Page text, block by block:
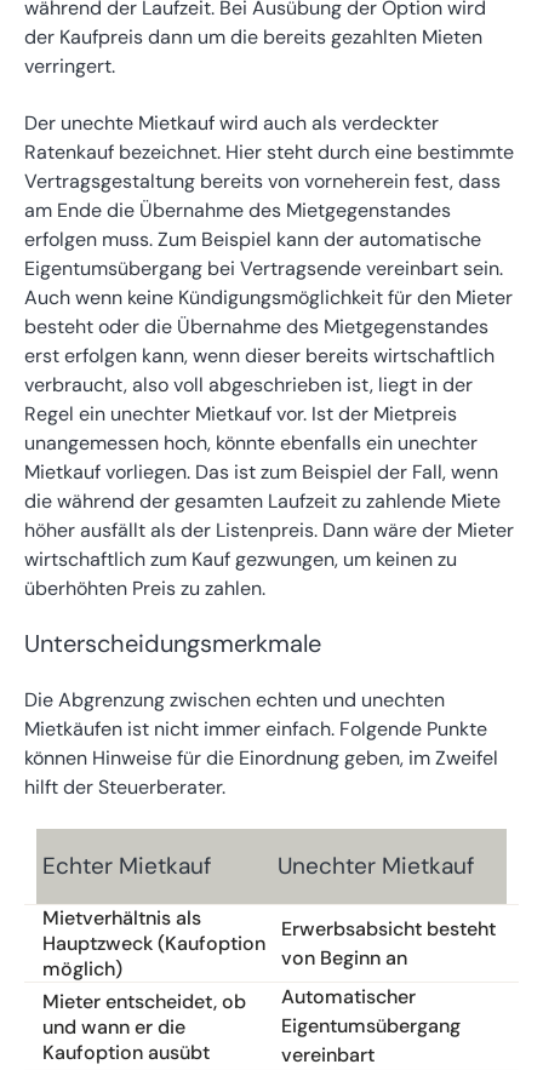
während der Laufzeit. Bei Ausübung der Option wird
der Kaufpreis dann um die bereits gezahlten Mieten
verringert.
Der unechte Mietkauf wird auch als verdeckter
Ratenkauf bezeichnet. Hier steht durch eine bestimmte
Vertragsgestaltung bereits von vorneherein fest, dass
am Ende die Übernahme des Mietgegenstandes
erfolgen muss. Zum Beispiel kann der automatische
Eigentumsübergang bei Vertragsende vereinbart sein.
Auch wenn keine Kündigungsmöglichkeit für den Mieter
besteht oder die Übernahme des Mietgegenstandes
erst erfolgen kann, wenn dieser bereits wirtschaftlich
verbraucht, also voll abgeschrieben ist, liegt in der
Regel ein unechter Mietkauf vor. Ist der Mietpreis
unangemessen hoch, könnte ebenfalls ein unechter
Mietkauf vorliegen. Das ist zum Beispiel der Fall, wenn
die während der gesamten Laufzeit zu zahlende Miete
höher ausfällt als der Listenpreis. Dann wäre der Mieter
wirtschaftlich zum Kauf gezwungen, um keinen zu
überhöhten Preis zu zahlen.
Unterscheidungsmerkmale
Die Abgrenzung zwischen echten und unechten
Mietkäufen ist nicht immer einfach. Folgende Punkte
können Hinweise für die Einordnung geben, im Zweifel
hilft der Steuerberater.
Echter Mietkauf Unechter Mietkauf
Mietverhältnis als
Hauptzweck (Kaufoption
möglich)
Erwerbsabsicht besteht
von Beginn an
Mieter entscheidet, ob
und wann er die
Kaufoption ausübt
Automatischer
Eigentumsübergang
vereinbart